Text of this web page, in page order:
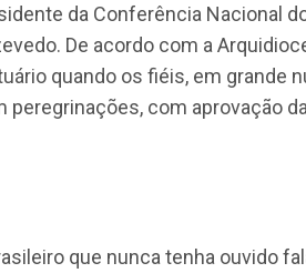
da Conferência Nacional
De acordo com a
quando os fiéis, em grande
com aprovação
que nunca tenha ouvido